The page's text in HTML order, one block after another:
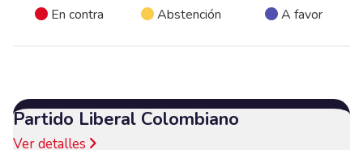
En contra Abstención A favor
Partido Liberal Colombiano
Ver detalles